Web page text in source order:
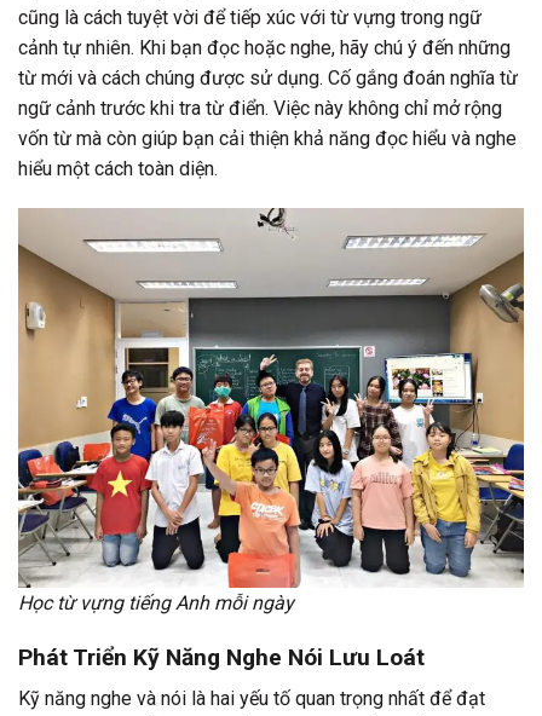
cũng là cách tuyệt vời để tiếp xúc với từ vựng trong ngữ
cảnh tự nhiên. Khi bạn đọc hoặc nghe, hãy chú ý đến những
từ mới và cách chúng được sử dụng. Cố gắng đoán nghĩa từ
ngữ cảnh trước khi tra từ điển. Việc này không chỉ mở rộng
vốn từ mà còn giúp bạn cải thiện khả năng đọc hiểu và nghe
hiểu một cách toàn diện.
Học từ vựng tiếng Anh mỗi ngày
Phát Triển Kỹ Năng Nghe Nói Lưu Loát
Kỹ năng nghe và nói là hai yếu tố quan trọng nhất để đạt